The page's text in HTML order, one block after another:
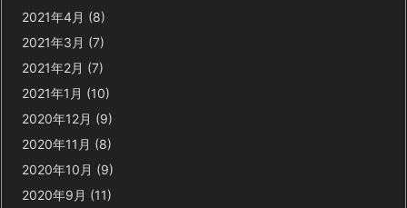
2021年4月 (8)
2021年3月 (7)
2021年2月 (7)
2021年1月 (10)
2020年12月 (9)
2020年11月 (8)
2020年10月 (9)
2020年9月 (11)